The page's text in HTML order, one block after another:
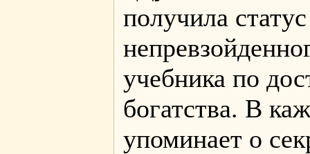
получила статус
учебника по
богатства. В
упоминает о